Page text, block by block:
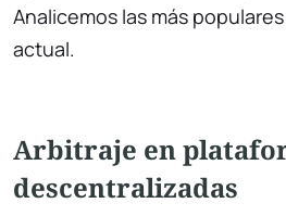
Analicemos las más
actual.
Arbitraje en
descentralizadas